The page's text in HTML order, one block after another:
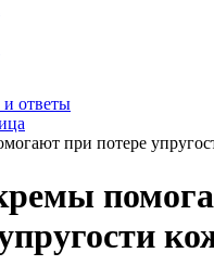
ответы
при потере